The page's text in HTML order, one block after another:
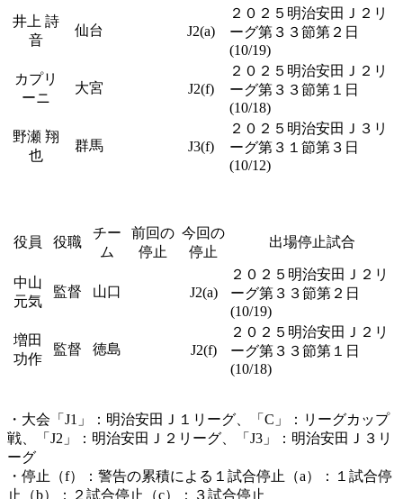
井上 詩
音
仙台 J2(a)
２０２５明治安田Ｊ２リ
ーグ第３３節第２日
(10/19)
カプリ
ーニ
大宮 J2(f)
２０２５明治安田Ｊ２リ
ーグ第３３節第１日
(10/18)
野瀬 翔
也
群馬 J3(f)
２０２５明治安田Ｊ３リ
ーグ第３１節第３日
(10/12)
役員 役職
チー
ム
前回の
停止
今回の
停止
出場停止試合
中山
元気
監督 山口 J2(a)
２０２５明治安田Ｊ２リ
ーグ第３３節第２日
(10/19)
増田
功作
監督 徳島 J2(f)
２０２５明治安田Ｊ２リ
ーグ第３３節第１日
(10/18)
・大会「J1」：明治安田Ｊ１リーグ、「C」：リーグカップ
戦、「J2」：明治安田Ｊ２リーグ、「J3」：明治安田Ｊ３リ
ーグ
・停止（f）：警告の累積による１試合停止（a）：１試合停
止（b）：２試合停止（c）：３試合停止